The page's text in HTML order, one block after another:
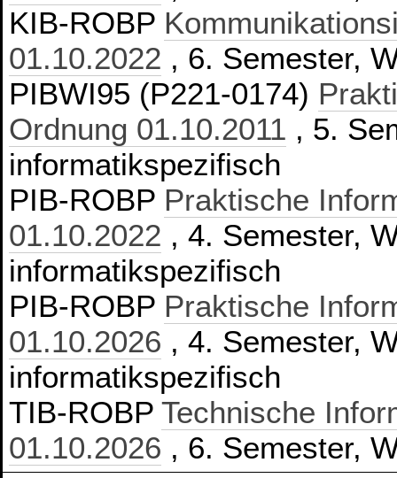
KIB-ROBP
01.10.2022 , 6. Semester,
PIBWI95 (P221-0174)
Ordnung 01.10.2011 , 5.
informatikspezifisch
PIB-ROBP Praktische
01.10.2022 , 4. Semester,
informatikspezifisch
PIB-ROBP Praktische
01.10.2026 , 4. Semester,
informatikspezifisch
TIB-ROBPTechnische
01.10.2026 , 6. Semester,